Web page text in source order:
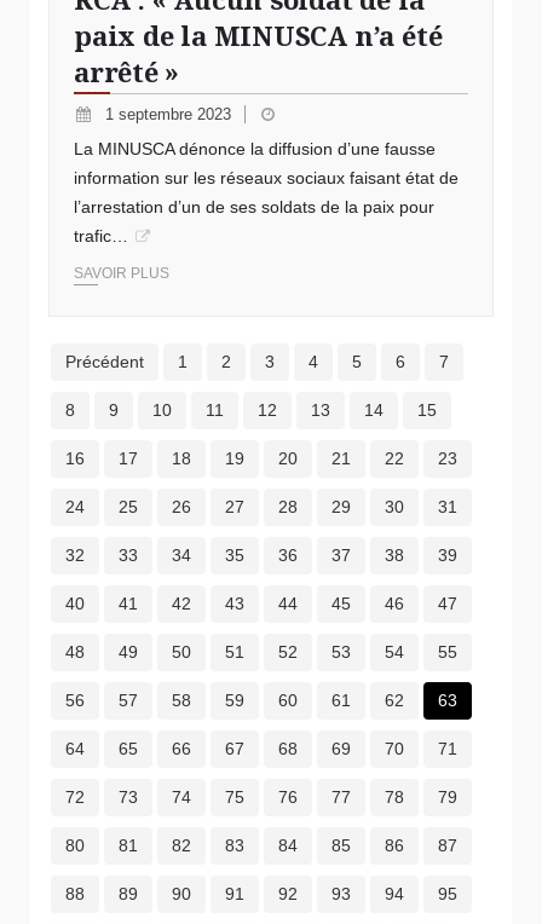
paix de la MINUSCA n’a été
arrêté »
1 septembre 2023
La MINUSCA dénonce la diffusion d’une fausse
information sur les réseaux sociaux faisant état de
l’arrestation d’un de ses soldats de la paix pour
trafic…
SAVOIR PLUS
Précédent 1 2 3 4 5 6 7
8 9 10 11 12 13 14 15
16 17 18 19 20 21 22 23
24 25 26 27 28 29 30 31
32 33 34 35 36 37 38 39
40 41 42 43 44 45 46 47
48 49 50 51 52 53 54 55
56 57 58 59 60 61 62 63
64 65 66 67 68 69 70 71
72 73 74 75 76 77 78 79
80 81 82 83 84 85 86 87
88 89 90 91 92 93 94 95